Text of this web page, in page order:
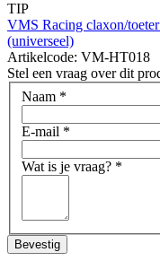
TIP
VMS Racing claxon/
(universeel)
Artikelcode: VM-HT018
Stel een vraag over dit
Naam *
E-mail *
Wat is je vraag? *
Bevestig